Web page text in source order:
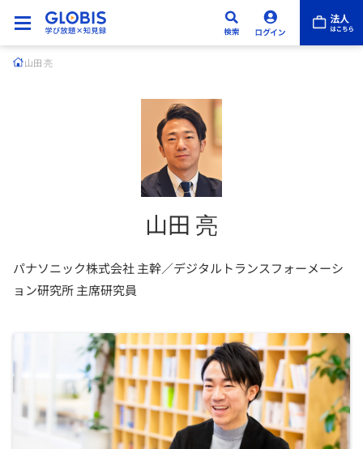
山田 亮
山田 亮
パナソニック株式会社 主幹／デジタルトランスフォーメーシ
ョン研究所 主席研究員